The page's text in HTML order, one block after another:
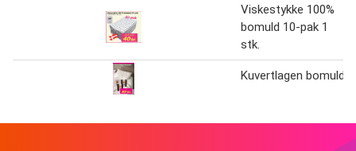
Viskestykke 100%
bomuld 10-pak 1
stk.
Kuvertlagen bomuld